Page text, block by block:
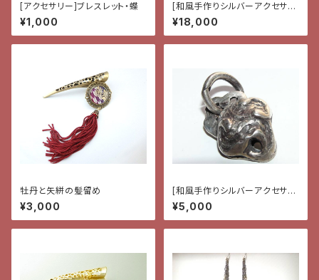
[アクセサリー]ブレスレット・蝶
¥1,000
[和風手作りシルバーアクセサリ
ー]ペンダント・花と蝶と雫
¥18,000
牡丹と矢絣の髪留め
¥3,000
[和風手作りシルバーアクセサリ
ー]ペンダント・浪
¥5,000